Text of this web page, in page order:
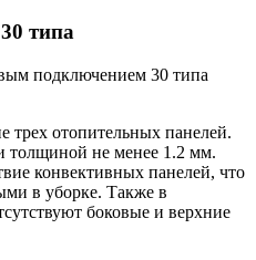
типа
подключением 30 типа
трех отопительных панелей.
толщиной не менее 1.2 мм.
конвективных панелей, что
в уборке. Также в
боковые и верхние